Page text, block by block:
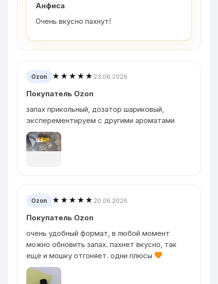
Анфиса
Очень вкусно пахнут!
Ozon ★★★★★ 23.06.2026
Покупатель Ozon
запах прикольный, дозатор шариковый,
эксперементируем с другими ароматами
Ozon ★★★★★ 20.06.2026
Покупатель Ozon
очень удобный формат, в любой момент
можно обновить запах. пахнет вкусно, так
ещё и мошку отгоняет. одни плюсы